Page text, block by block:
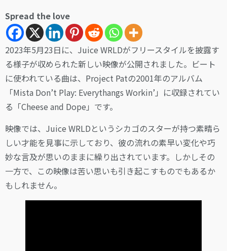
Spread the love
2023年5月23日に、Juice WRLDがフリースタイルを披露す
る様子が収められた新しい映像が公開されました。ビート
に使われている曲は、Project Patの2001年のアルバム
「Mista Don’t Play: Everythangs Workin’」に収録されてい
る「Cheese and Dope」です。
映像では、Juice WRLDというシカゴのスターが持つ素晴ら
しい才能を見事に示しており、彼の流れの素早い変化や巧
妙な言及が思いのままに繰り出されています。しかしその
一方で、この映像は苦い思いも引き起こすものでもあるか
もしれません。